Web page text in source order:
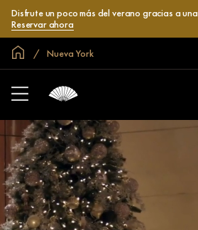
Disfrute un poco más del verano gracias a
Reservar ahora
Inicio Nueva York